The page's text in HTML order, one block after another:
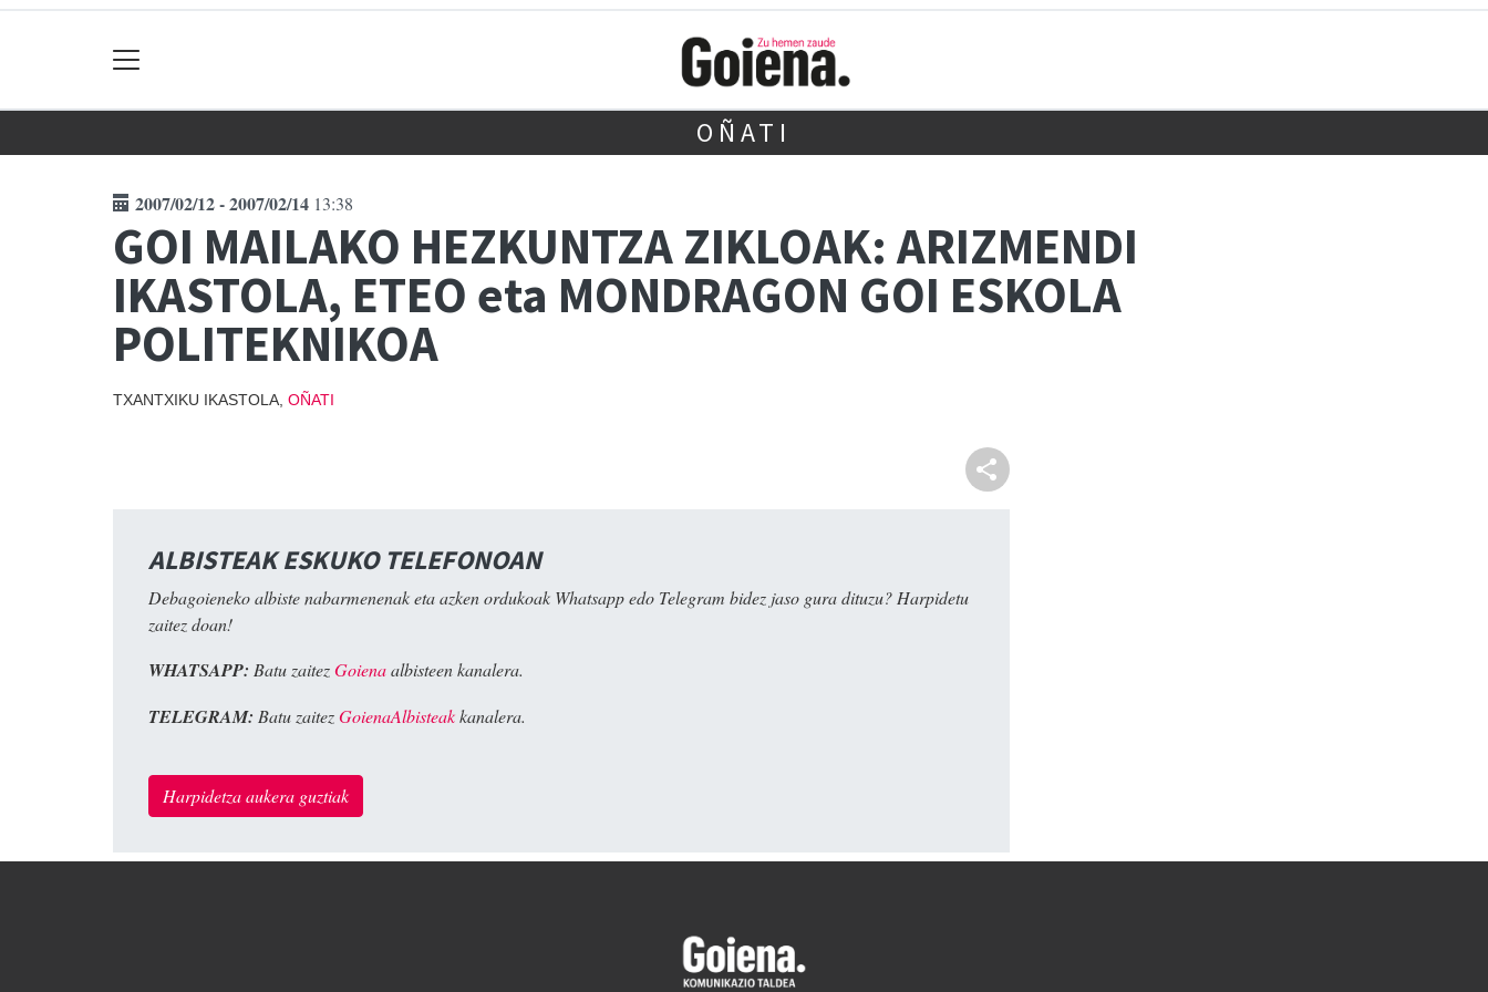
OÑATI
2007/02/12 - 2007/02/14 13:38
GOI MAILAKO HEZKUNTZA ZIKLOAK: ARIZMENDI
IKASTOLA, ETEO eta MONDRAGON GOI ESKOLA
POLITEKNIKOA
TXANTXIKU IKASTOLA, OÑATI
ALBISTEAK ESKUKO TELEFONOAN
Debagoieneko albiste nabarmenenak eta azken ordukoak Whatsapp edo Telegram bidez jaso gura dituzu? Harpidetu
zaitez doan!
WHATSAPP: Batu zaitezGoienaalbisteen kanalera.
TELEGRAM: Batu zaitezGoienaAlbisteakkanalera.
Harpidetza aukera guztiak